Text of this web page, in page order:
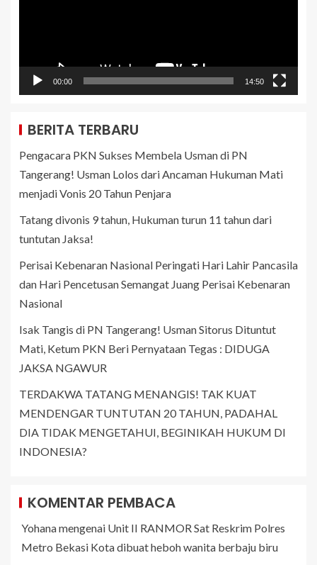
00:00 14:50
BERITA TERBARU
Pengacara PKN Sukses Membela Usman di PN
Tangerang! Usman Lolos dari Ancaman Hukuman Mati
menjadi Vonis 20 Tahun Penjara
Tatang divonis 9 tahun, Hukuman turun 11 tahun dari
tuntutan Jaksa!
Perisai Kebenaran Nasional Peringati Hari Lahir Pancasila
dan Hari Pencetusan Semangat Juang Perisai Kebenaran
Nasional
Isak Tangis di PN Tangerang! Usman Sitorus Dituntut
Mati, Ketum PKN Beri Pernyataan Tegas : DIDUGA
JAKSA NGAWUR
TERDAKWA TATANG MENANGIS! TAK KUAT
MENDENGAR TUNTUTAN 20 TAHUN, PADAHAL
DIA TIDAK MENGETAHUI, BEGINIKAH HUKUM DI
INDONESIA?
KOMENTAR PEMBACA
Yohanamengenai Unit II RANMOR Sat Reskrim Polres
Metro Bekasi Kota dibuat heboh wanita berbaju biru